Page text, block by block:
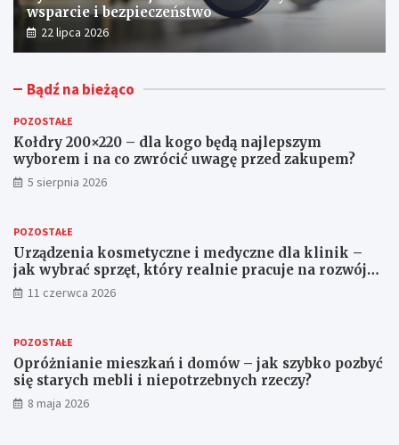
wsparcie i bezpieczeństwo
22 lipca 2026
Bądź na bieżąco
POZOSTAŁE
Kołdry 200×220 – dla kogo będą najlepszym
wyborem i na co zwrócić uwagę przed zakupem?
5 sierpnia 2026
POZOSTAŁE
Urządzenia kosmetyczne i medyczne dla klinik –
jak wybrać sprzęt, który realnie pracuje na rozwój
gabinetu?
11 czerwca 2026
POZOSTAŁE
Opróżnianie mieszkań i domów – jak szybko pozbyć
się starych mebli i niepotrzebnych rzeczy?
8 maja 2026